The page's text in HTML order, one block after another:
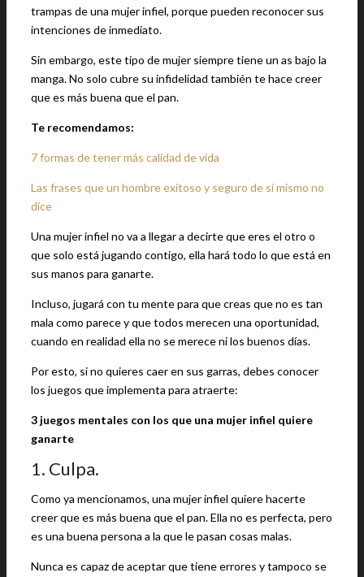
trampas de una mujer infiel, porque pueden reconocer sus
intenciones de inmediato.
Sin embargo, este tipo de mujer siempre tiene un as bajo la
manga. No solo cubre su infidelidad también te hace creer
que es más buena que el pan.
Te recomendamos:
7 formas de tener más calidad de vida
Las frases que un hombre exitoso y seguro de sí mismo no
dice
Una mujer infiel no va a llegar a decirte que eres el otro o
que solo está jugando contigo, ella hará todo lo que está en
sus manos para ganarte.
Incluso, jugará con tu mente para que creas que no es tan
mala como parece y que todos merecen una oportunidad,
cuando en realidad ella no se merece ni los buenos días.
Por esto, si no quieres caer en sus garras, debes conocer
los juegos que implementa para atraerte:
3 juegos mentales con los que una mujer infiel quiere
ganarte
1. Culpa.
Como ya mencionamos, una mujer infiel quiere hacerte
creer que es más buena que el pan. Ella no es perfecta, pero
es una buena persona a la que le pasan cosas malas.
Nunca es capaz de aceptar que tiene errores y tampoco se